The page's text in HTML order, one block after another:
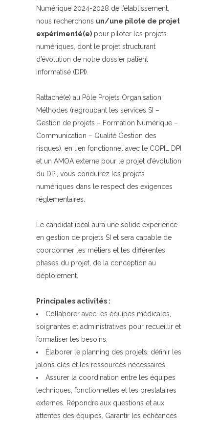
Numérique 2024-2028 de l’établissement,
nous recherchons un/une pilote de projet
expérimenté(e) pour piloter les projets
numériques, dont le projet structurant
d’évolution de notre dossier patient
informatisé (DPI).
Rattaché(e) au Pôle Projets Organisation
Méthodes (regroupant les services SI –
Gestion de projets – Formation Numérique –
Communication – Qualité Gestion des
risques), en lien fonctionnel avec le COPIL DPI
et un AMOA externe pour le projet d’évolution
du DPI, vous conduirez les projets
numériques dans le respect des exigences
réglementaires.
Le candidat idéal aura une solide expérience
en gestion de projets SI et sera capable de
coordonner les métiers et les différentes
phases du projet, de la conception au
déploiement.
Principales activités :
Collaborer avec les équipes médicales,
soignantes et administratives pour recueillir et
formaliser les besoins,
Élaborer le planning des projets, définir les
jalons clés et les ressources nécessaires,
Assurer la coordination entre les équipes
techniques, fonctionnelles et les prestataires
externes. Répondre aux questions et aux
attentes des équipes. Garantir les échéances